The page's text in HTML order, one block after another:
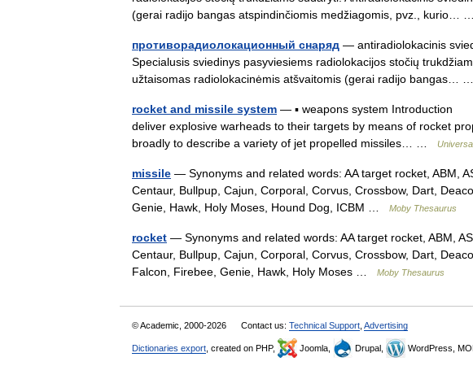
(gerai radijo bangas atspindinčiomis medžiagomis, pvz., kurio…
противорадиолокационный снаряд — antiradiolokacinis
Specialusis sviedinys pasyviesiems radiolokacijos stočių
užtaisomas radiolokacinėmis atšvaitomis (gerai radijo bangas…
rocket and missile system — ▪ weapons system Introduction
deliver explosive warheads to their targets by means of rocket
broadly to describe a variety of jet propelled missiles… …
missile — Synonyms and related words: AA target rocket, ABM,
Centaur, Bullpup, Cajun, Corporal, Corvus, Crossbow, Dart,
Genie, Hawk, Holy Moses, Hound Dog, ICBM …
Moby Thesaurus
rocket — Synonyms and related words: AA target rocket, ABM,
Centaur, Bullpup, Cajun, Corporal, Corvus, Crossbow, Dart,
Falcon, Firebee, Genie, Hawk, Holy Moses …
Moby Thesaurus
© Academic, 2000-2026 Contact us: Technical Support Advertising
Dictionaries export , created on PHP, Joomla, Drupal, WordPress,